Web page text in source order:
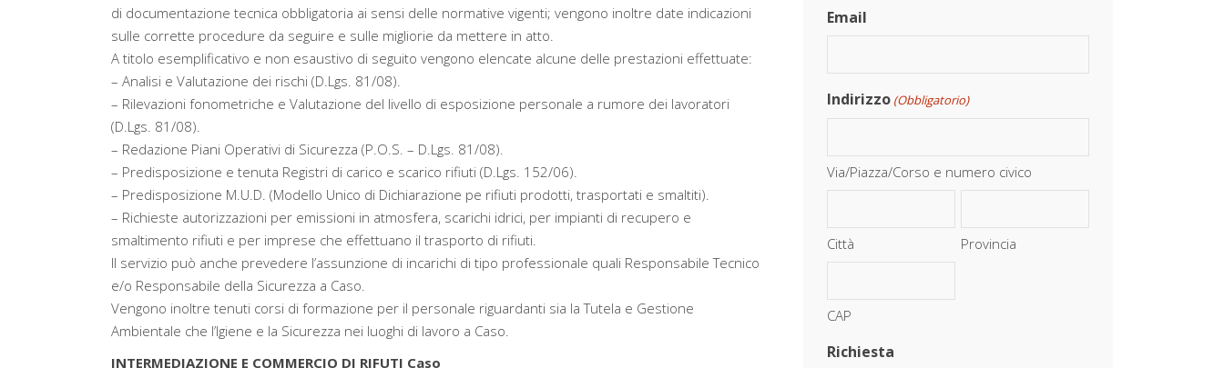
di documentazione tecnica obbligatoria ai sensi delle normative vigenti; vengono inoltre date indicazioni
sulle corrette procedure da seguire e sulle migliorie da mettere in atto.
A titolo esemplificativo e non esaustivo di seguito vengono elencate alcune delle prestazioni effettuate:
– Analisi e Valutazione dei rischi (D.Lgs. 81/08).
– Rilevazioni fonometriche e Valutazione del livello di esposizione personale a rumore dei lavoratori
(D.Lgs. 81/08).
– Redazione Piani Operativi di Sicurezza (P.O.S. – D.Lgs. 81/08).
– Predisposizione e tenuta Registri di carico e scarico rifiuti (D.Lgs. 152/06).
– Predisposizione M.U.D. (Modello Unico di Dichiarazione pe rifiuti prodotti, trasportati e smaltiti).
– Richieste autorizzazioni per emissioni in atmosfera, scarichi idrici, per impianti di recupero e
smaltimento rifiuti e per imprese che effettuano il trasporto di rifiuti.
Il servizio può anche prevedere l’assunzione di incarichi di tipo professionale quali Responsabile Tecnico
e/o Responsabile della Sicurezza a Caso.
Vengono inoltre tenuti corsi di formazione per il personale riguardanti sia la Tutela e Gestione
Ambientale che l’Igiene e la Sicurezza nei luoghi di lavoro a Caso.
INTERMEDIAZIONE E COMMERCIO DI RIFUTI Caso
Email
Indirizzo (Obbligatorio)
Via/Piazza/Corso e numero civico
Città Provincia
CAP
Richiesta